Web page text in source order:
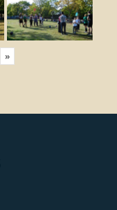
»